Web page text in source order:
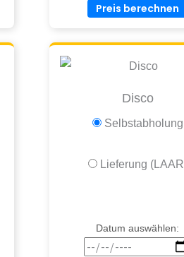
Preis berechnen
Disco
Selbstabholung
Lieferung
Datum auswählen: